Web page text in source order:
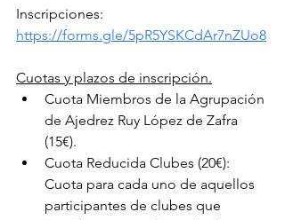
Inscripciones:
https://forms.gle/5pR5YSKCdAr7nZUo8
Cuotas y plazos de inscripción.
Cuota Miembros de la Agrupación
de Ajedrez Ruy López de Zafra
(15€).
Cuota Reducida Clubes (20€):
Cuota para cada uno de aquellos
participantes de clubes que